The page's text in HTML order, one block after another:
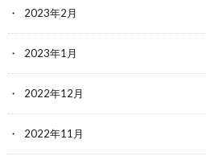
2023年2月
2023年1月
2022年12月
2022年11月